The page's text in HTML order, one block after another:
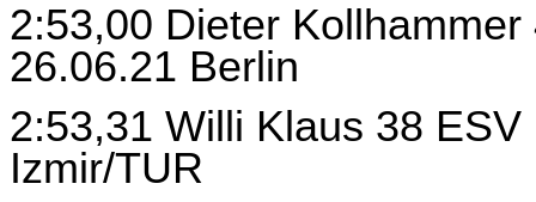
2:53,00 Dieter
26.06.21 Berlin
2:53,31 Willi Klaus 38
Izmir/TUR